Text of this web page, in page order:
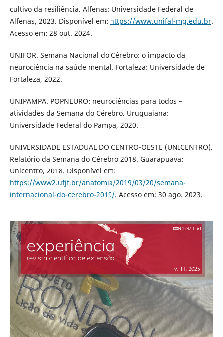
cultivo da resiliência. Alfenas: Universidade Federal de
Alfenas, 2023. Disponível em: https://www.unifal-mg.edu.br.
Acesso em: 28 out. 2024.
UNIFOR. Semana Nacional do Cérebro: o impacto da
neurociência na saúde mental. Fortaleza: Universidade de
Fortaleza, 2022.
UNIPAMPA. POPNEURO: neurociências para todos –
atividades da Semana do Cérebro. Uruguaiana:
Universidade Federal do Pampa, 2020.
UNIVERSIDADE ESTADUAL DO CENTRO-OESTE (UNICENTRO).
Relatório da Semana do Cérebro 2018. Guarapuava:
Unicentro, 2018. Disponível em:
https://www2.ufjf.br/anatomia/2019/03/20/semana-
internacional-do-cerebro-2019/. Acesso em: 30 ago. 2023.